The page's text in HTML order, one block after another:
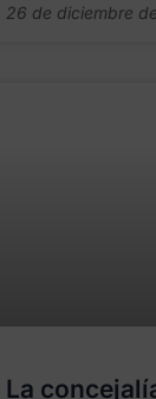
26 de diciembre
La